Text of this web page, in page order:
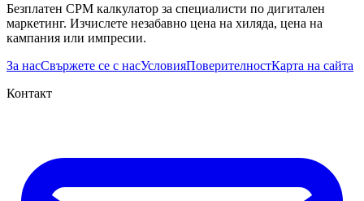
Безплатен CPM калкулатор за специалисти по дигитален
маркетинг. Изчислете незабавно цена на хиляда, цена на
кампания или импресии.
За насСвържете се с насУсловияПоверителностКарта на сайта
Контакт